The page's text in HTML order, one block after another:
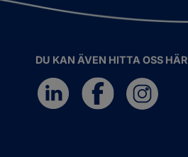
DU KAN ÄVEN HITTA OSS HÄR